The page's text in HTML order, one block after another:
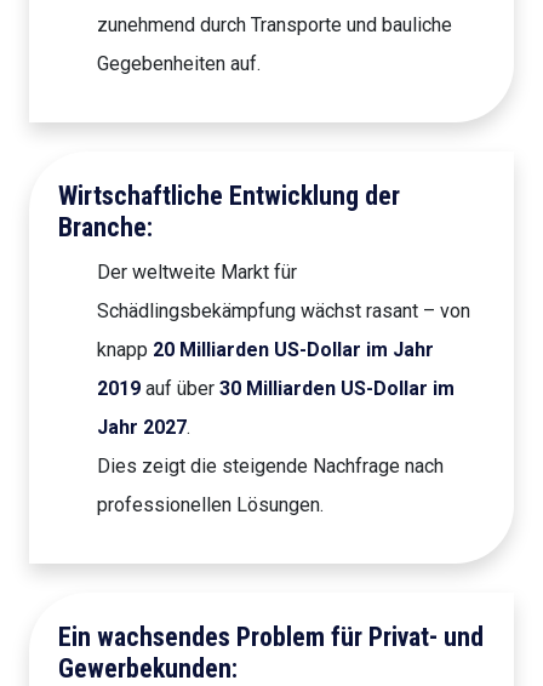
zunehmend durch Transporte und bauliche
Gegebenheiten auf.
Wirtschaftliche Entwicklung der
Branche:
Der weltweite Markt für
Schädlingsbekämpfung wächst rasant – von
knapp 20 Milliarden US-Dollar im Jahr
2019 auf über 30 Milliarden US-Dollar im
Jahr 2027.
Dies zeigt die steigende Nachfrage nach
professionellen Lösungen.
Ein wachsendes Problem für Privat- und
Gewerbekunden: